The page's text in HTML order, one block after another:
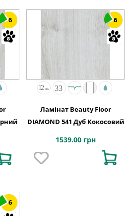
6 6
Ламінат Beauty Floor
DIAMOND 541 Дуб Кокосовий
1539.00 грн
6